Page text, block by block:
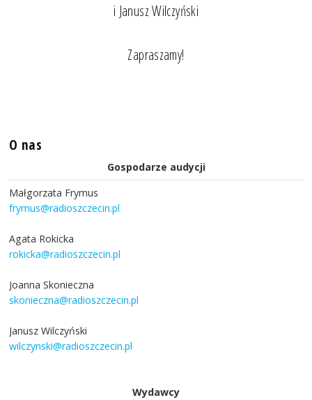
i Janusz Wilczyński
Zapraszamy!
O nas
Gospodarze audycji
Małgorzata Frymus
frymus@radioszczecin.pl
Agata Rokicka
rokicka@radioszczecin.pl
Joanna Skonieczna
skonieczna@radioszczecin.pl
Janusz Wilczyński
wilczynski@radioszczecin.pl
Wydawcy